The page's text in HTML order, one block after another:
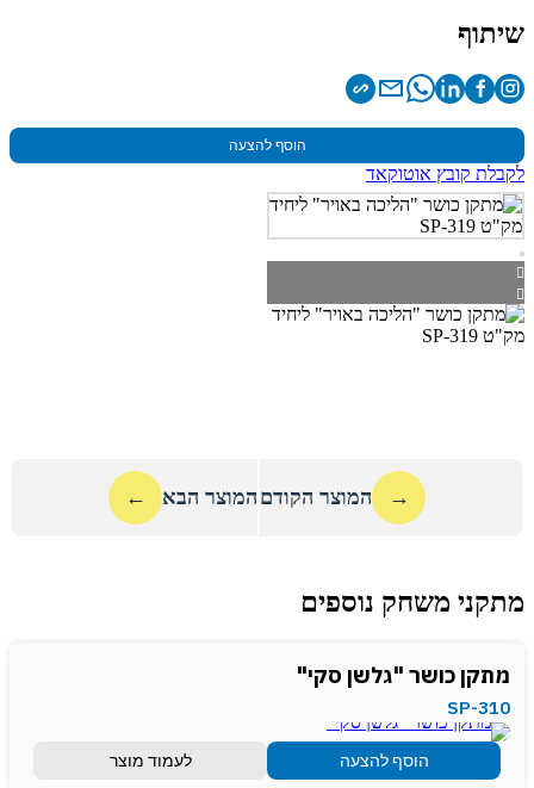
שיתוף
הוסף להצעה
לקבלת קובץ אוטוקאד
→ המוצר הקודם המוצר הבא ←
מתקני משחק נוספים
מתקן כושר "גלשן סקי"
SP-310
הוסף להצעה לעמוד מוצר